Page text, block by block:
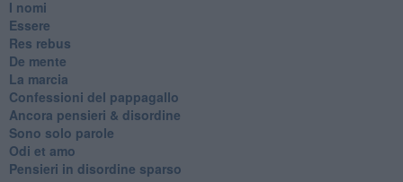
I nomi
Essere
Res rebus
De mente
La marcia
Confessioni del pappagallo
Ancora pensieri & disordine
Sono solo parole
Odi et amo
Pensieri in disordine sparso